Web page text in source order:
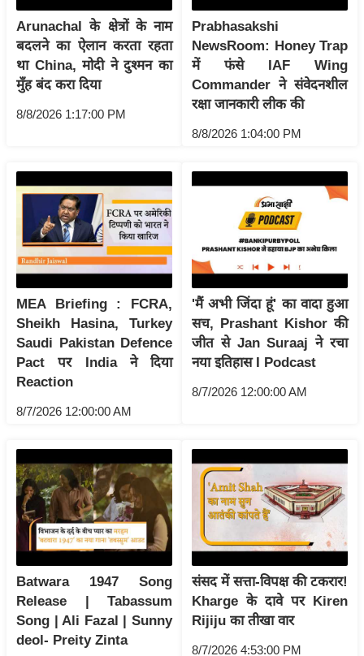
ब्री
फ
म
नो
रं
ज
ग
ली
वु
ड
हॉ
ली
वु
ड
फि
स
मी
क्षा
B
r
a
k
i
n
Arunachal के क्षेत्रों के नाम
बदलने का ऐलान करता रहता
था China, मोदी ने दुश्मन का
मुँह बंद करा दिया
8/8/2026 1:17:00 PM
Prabhasakshi
NewsRoom: Honey Trap
में फंसे IAF Wing
Commander ने संवेदनशील
रक्षा जानकारी लीक की
8/8/2026 1:04:00 PM
MEA Briefing : FCRA,
Sheikh Hasina, Turkey
Saudi Pakistan Defence
Pact पर India ने दिया
Reaction
8/7/2026 12:00:00 AM
'मैं अभी जिंदा हूं' का वादा हुआ
सच, Prashant Kishor की
जीत से Jan Suraaj ने रचा
नया इतिहास I Podcast
8/7/2026 12:00:00 AM
Batwara 1947 Song
Release | Tabassum
Song | Ali Fazal | Sunny
deol- Preity Zinta
संसद में सत्ता-विपक्ष की टकरार!
Kharge के दावे पर Kiren
Rijiju का तीखा वार
8/7/2026 4:53:00 PM